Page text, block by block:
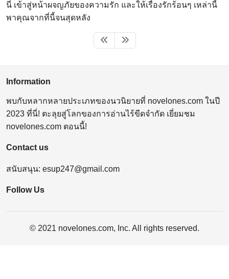
นี่ เข้าสู่หน้าผจญภัยของความรัก และให้เรื่องรักร้อนๆ เหล่านี้
พาคุณจากที่นี้จนสุดหลัง
Information
พบกับหลากหลายประเภทของนวนิยายที่ novelones.com ในปี
2023 ที่นี่! ตะลุยสู่โลกของการอ่านไร้ขีดจำกัด เยี่ยมชม
novelones.com ตอนนี้!
Contact us
สนับสนุน: esup247@gmail.com
Follow Us
© 2021 novelones.com, Inc. All rights reserved.